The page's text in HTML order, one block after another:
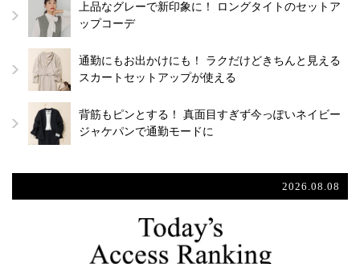
上品なグレーで新印象に！ ロングタイトのセットア
ップコーデ
通勤にもお出かけにも！ ラクだけどきちんと見える
スカートセットアップが使える
背筋もピンとする！ 真面目すぎず今っぽいネイビー
ジャケパンで通勤モードに
2026.08.08